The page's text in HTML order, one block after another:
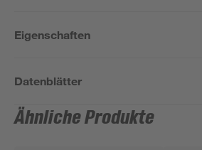
Eigenschaften
Datenblätter
Ähnliche Produkte